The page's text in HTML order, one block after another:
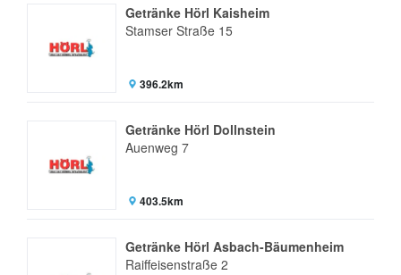
Getränke Hörl Kaisheim
Stamser Straße 15
396.2km
Getränke Hörl Dollnstein
Auenweg 7
403.5km
Getränke Hörl Asbach-Bäumenheim
Raiffeisenstraße 2